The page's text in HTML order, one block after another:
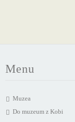
Menu
Muzea
Do muzeum z Kobi